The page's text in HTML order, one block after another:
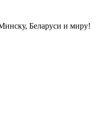
Беларуси и миру!